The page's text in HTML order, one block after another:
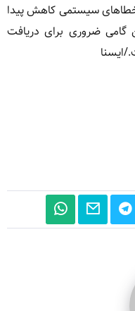
خطاهای سیستمی کاهش پیدا
ضروری برای دریافت
ایسنا